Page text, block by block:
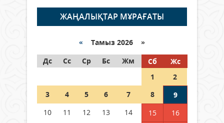
06 тамыз 2026 ж. 278
граждане Казахстана,
05 тамыз 2026 ж. 160
Шетелде жүрген Қазақстан
азаматтары қалай дауыс бере
ЖАҢАЛЫҚТАР МҰРАҒАТЫ
« Тамыз 2026 »
Дс
Сс Ср Бс Жм Сб
Жс
1
2
3
4 5 6 7 8
9
10
11 12 13 14 15
16